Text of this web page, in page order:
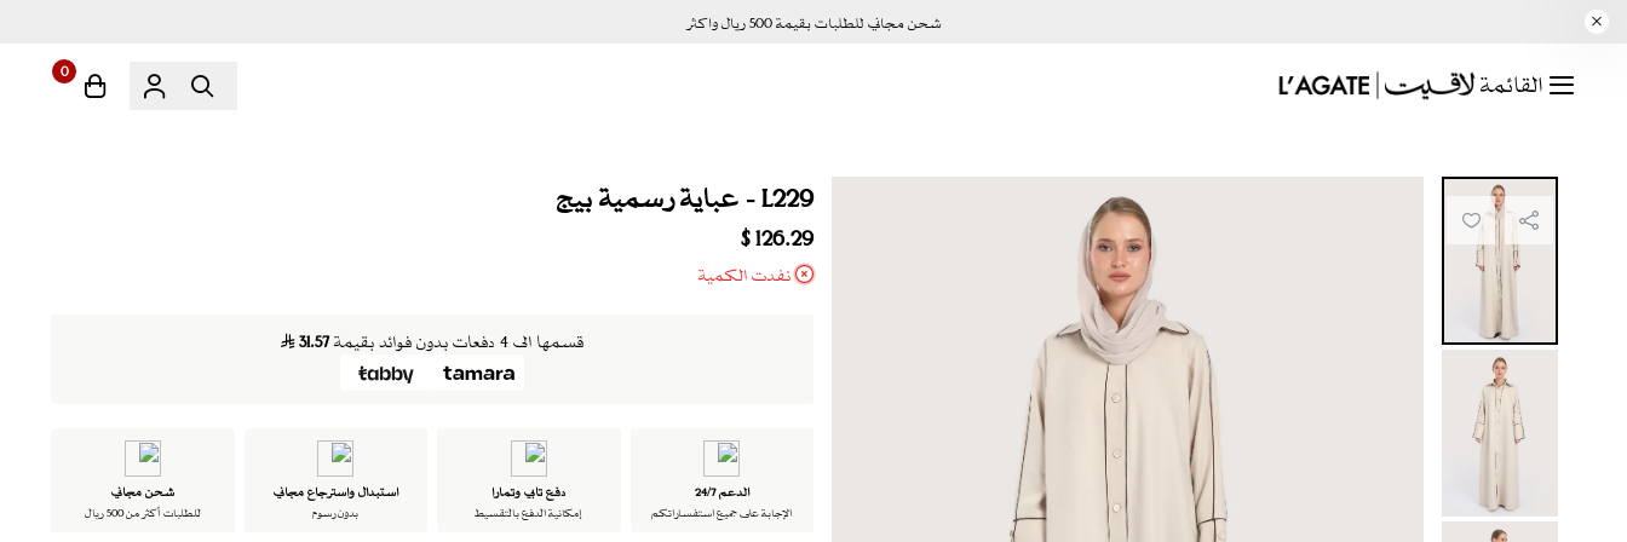
شحن مجاني للطلبات بقيمة 500 ريال واكثر
القائمة 0
L229 - عباية رسمية بيج
126.29 $
نفدت الكمية
قسمها الى 4 دفعات بدون فوائد بقيمة 31.57
الدعم 24/7
الإجابة على جميع استفساراتكم
دفع تابي وتمارا
إمكانية الدفع بالتقسيط
استبدال واسترجاع مجاني
بدون رسوم
شحن مجاني
للطلبات أكثر من 500 ريال